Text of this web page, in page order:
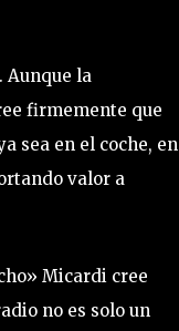
la
firmemente que
sea en el coche, en
valor a
Micardi cree
no es solo un